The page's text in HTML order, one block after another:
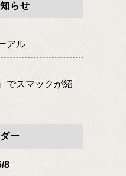
らせ
アル
でスマックが紹
ー
8